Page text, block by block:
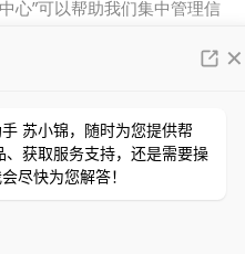
心”可以帮助我们集中管理信
重要信息。两者相辅相成，共
场人士，每天需要处理大量的